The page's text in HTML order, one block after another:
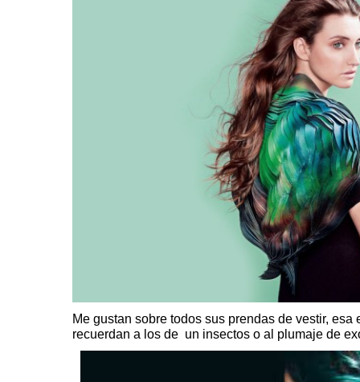
Me gustan sobre todos sus prendas de vestir,
recuerdan a los de un insectos o al plumaje de